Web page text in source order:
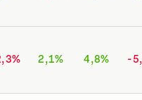
2,1% 4,8% -